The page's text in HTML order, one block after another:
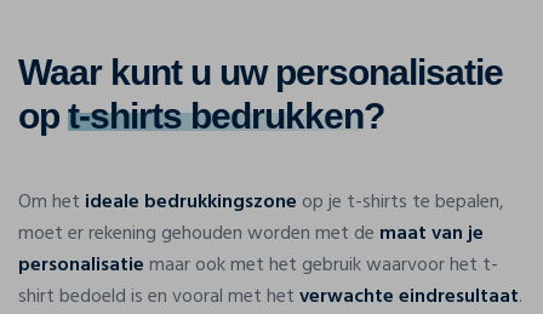
Waar kunt u uw personalisatie
op t-shirts bedrukken?
Om het ideale bedrukkingszone op je t-shirts te bepalen,
moet er rekening gehouden worden met de maat van je
personalisatiemaar ook met het gebruik waarvoor het t-
shirt bedoeld is en vooral met hetverwachte eindresultaat.